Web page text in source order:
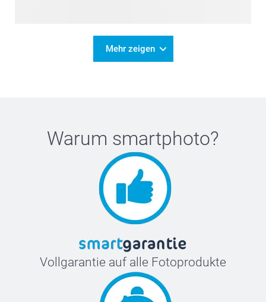
Mehr zeigen
Warum smartphoto?
Vollgarantie auf alle Fotoprodukte